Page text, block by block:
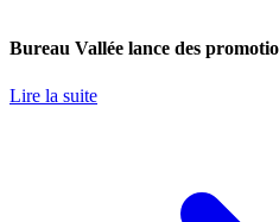
Bureau Vallée lance des
Lire la suite